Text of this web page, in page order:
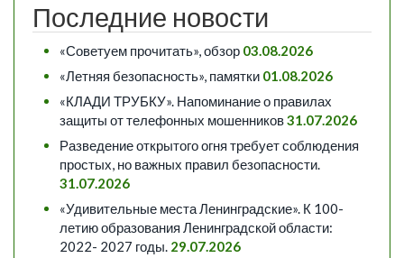
Последние новости
«Советуем прочитать», обзор 03.08.2026
«Летняя безопасность», памятки 01.08.2026
«КЛАДИ ТРУБКУ». Напоминание о правилах
защиты от телефонных мошенников31.07.2026
Разведение открытого огня требует соблюдения
простых, но важных правил безопасности.
31.07.2026
«Удивительные места Ленинградские». К 100-
летию образования Ленинградской области:
2022- 2027 годы. 29.07.2026